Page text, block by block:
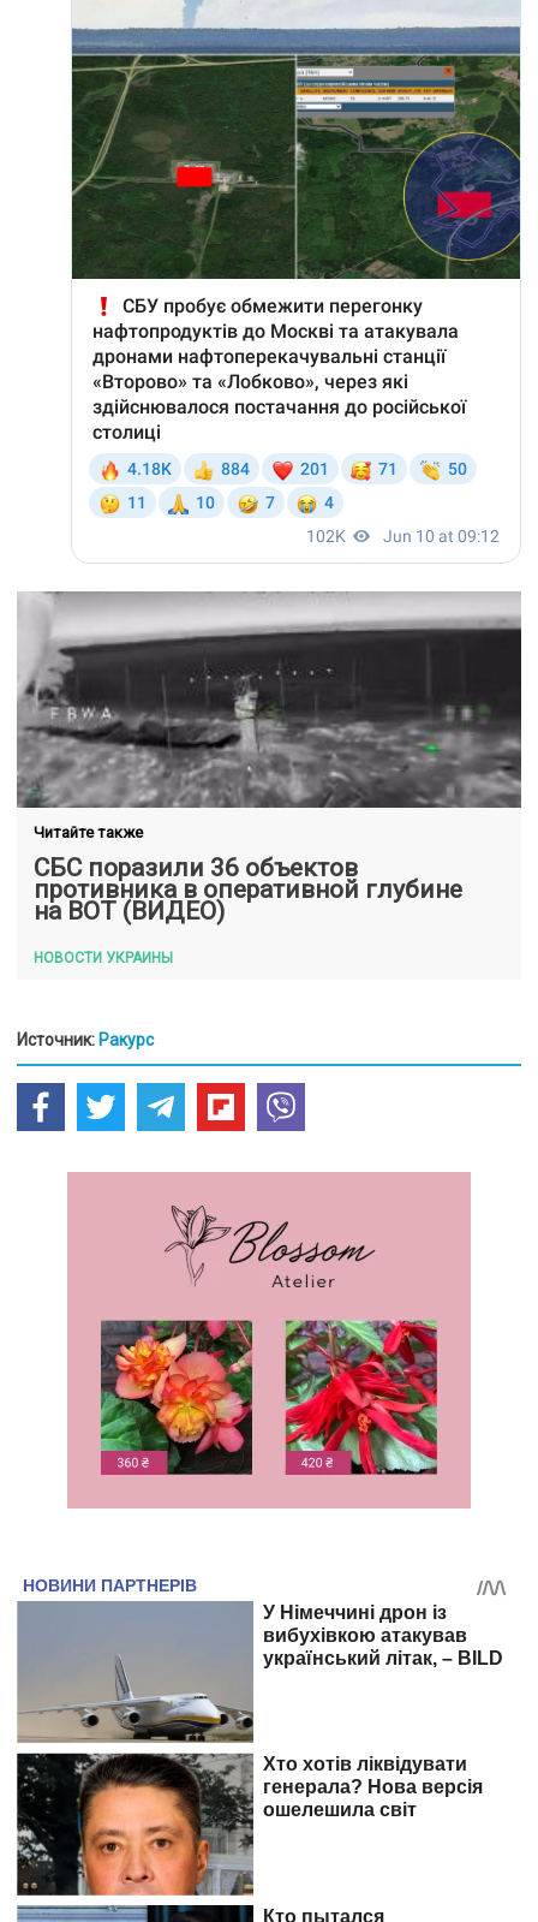
Читайте также
СБС поразили 36 объектов
противника в оперативной глубине
на ВОТ (ВИДЕО)
НОВОСТИ УКРАИНЫ
Источник: Ракурс